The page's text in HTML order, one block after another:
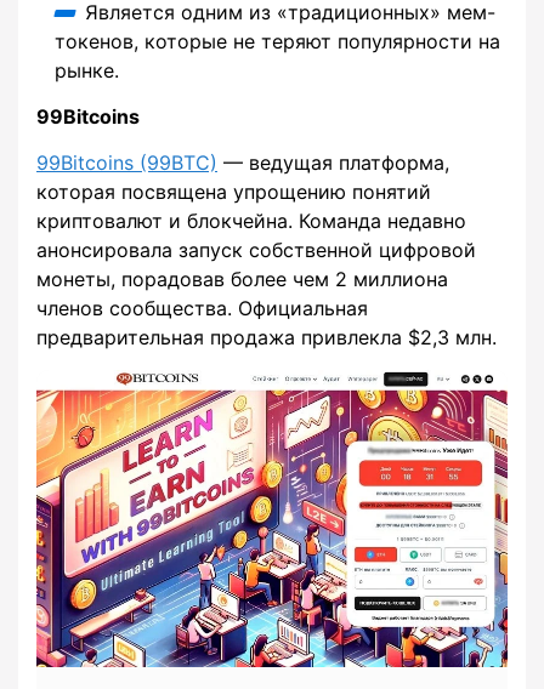
Является одним из «традиционных» мем-
токенов, которые не теряют популярности на
рынке.
99Bitcoins
99Bitcoins (99BTC) — ведущая платформа,
которая посвящена упрощению понятий
криптовалют и блокчейна. Команда недавно
анонсировала запуск собственной цифровой
монеты, порадовав более чем 2 миллиона
членов сообщества. Официальная
предварительная продажа привлекла $2,3 млн.